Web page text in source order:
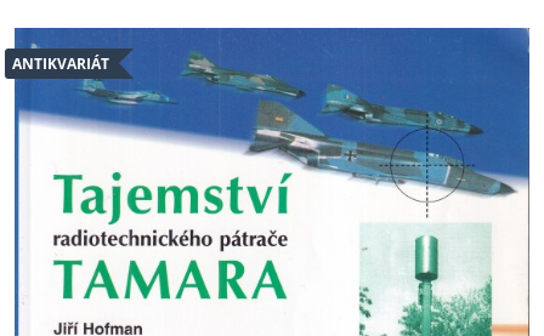
ANTIKVARIÁT